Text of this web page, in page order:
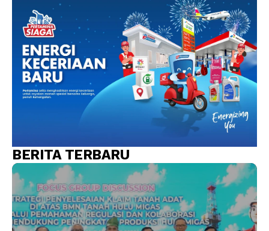
BERITA TERBARU